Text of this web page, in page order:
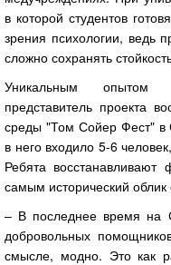
в которой студентов
зрения психологии,
сложно сохранять
Уникальным опытом
представитель проекта
среды "Том Сойер Фест" в
в него входило 5-6
Ребята
самым исторический облик
‒ В последнее время на
добровольных
смысле, модно. Это как